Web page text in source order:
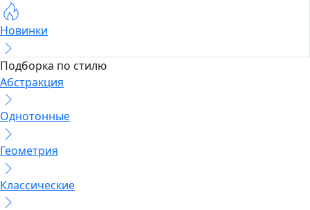
Новинки
Подборка по стилю
Абстракция
Однотонные
Геометрия
Классические